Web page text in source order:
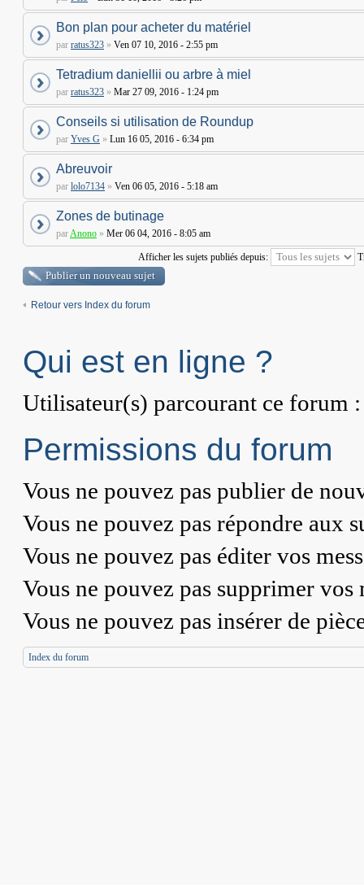
Bon plan pour acheter du matériel
par ratus323 » Ven 07 10, 2016 - 2:55 pm
Tetradium daniellii ou arbre à miel
par ratus323 » Mar 27 09, 2016 - 1:24 pm
Conseils si utilisation de Roundup
par Yves G » Lun 16 05, 2016 - 6:34 pm
Abreuvoir
par lolo7134 » Ven 06 05, 2016 - 5:18 am
Zones de butinage
parAnono » Mer 06 04, 2016 - 8:05 am
Afficher les sujets publiés depuis:
Publier un nouveau sujet
Retour vers Index du forum
Qui est en ligne ?
Utilisateur(s) parcourant ce forum
Permissions du forum
Vous ne pouvez pas publier de
Vous ne pouvez pas répondre aux
Vous ne pouvez pas éditer vos
Vous ne pouvez pas supprimer vos
Vous ne pouvez pas insérer de
Index du forum